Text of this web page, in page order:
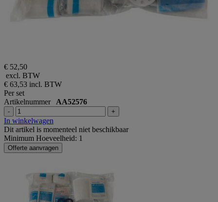
€ 52,50
excl. BTW
€ 63,53 incl. BTW
Per set
Artikelnummer AA52576
- +
In winkelwagen
Dit artikel is momenteel niet beschikbaar
Minimum Hoeveelheid: 1
Offerte aanvragen